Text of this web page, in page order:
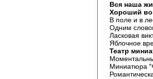
Вся наша
Хороший
В поле и в
Одним
Ласковая
Яблочное
Театр
Миниатюра